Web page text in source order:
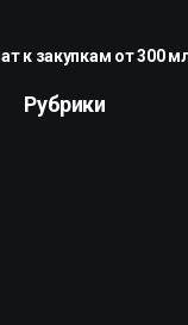
к закупкам от 300
Рубрики